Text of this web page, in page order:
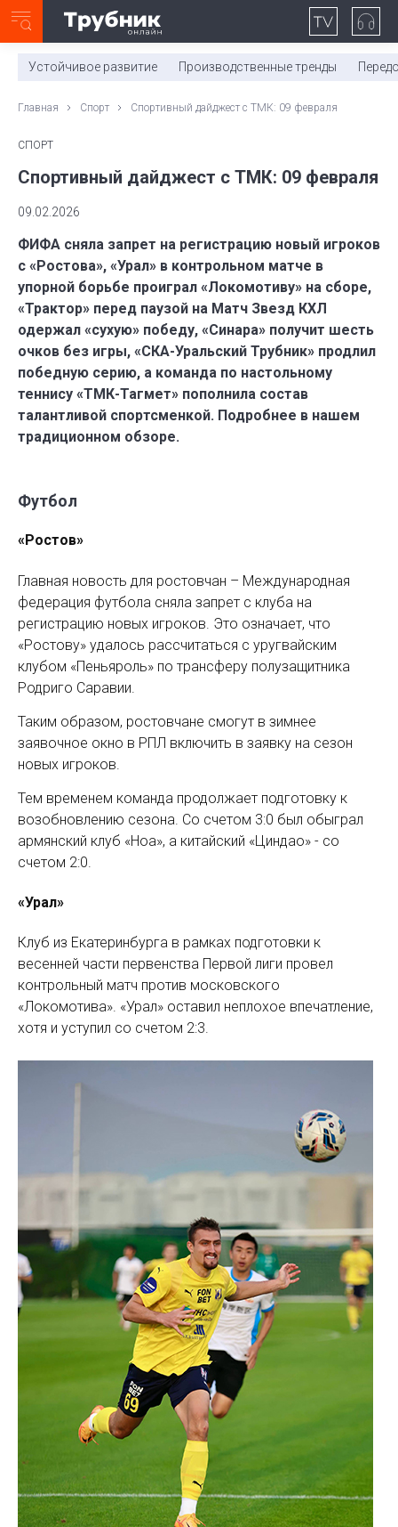
0:00/ 11:03
Устойчивое развитие Производственные тренды
Главная Спорт Спортивный дайджест с ТМК: 09 февраля
СПОРТ
Спортивный дайджест с ТМК: 09 февраля
09.02.2026
ФИФА сняла запрет на регистрацию новый игроков
с «Ростова», «Урал» в контрольном матче в
упорной борьбе проиграл «Локомотиву» на сборе,
«Трактор» перед паузой на Матч Звезд КХЛ
одержал «сухую» победу, «Синара» получит шесть
очков без игры, «СКА-Уральский Трубник» продлил
победную серию, а команда по настольному
теннису «ТМК-Тагмет» пополнила состав
талантливой спортсменкой. Подробнее в нашем
традиционном обзоре.
Футбол
«Ростов»
Главная новость для ростовчан – Международная
федерация футбола сняла запрет с клуба на
регистрацию новых игроков. Это означает, что
«Ростову» удалось рассчитаться с уругвайским
клубом «Пеньяроль» по трансферу полузащитника
Родриго Саравии.
Таким образом, ростовчане смогут в зимнее
заявочное окно в РПЛ включить в заявку на сезон
новых игроков.
Тем временем команда продолжает подготовку к
возобновлению сезона. Со счетом 3:0 был обыграл
армянский клуб «Ноа», а китайский «Циндао» - со
счетом 2:0.
«Урал»
Клуб из Екатеринбурга в рамках подготовки к
весенней части первенства Первой лиги провел
контрольный матч против московского
«Локомотива». «Урал» оставил неплохое впечатление,
хотя и уступил со счетом 2:3.